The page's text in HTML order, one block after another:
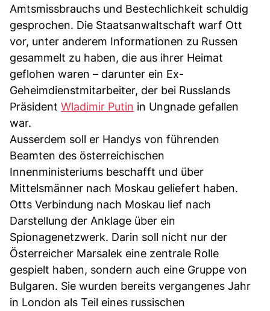
Amtsmissbrauchs und Bestechlichkeit schuldig
gesprochen. Die Staatsanwaltschaft warf Ott
vor, unter anderem Informationen zu Russen
gesammelt zu haben, die aus ihrer Heimat
geflohen waren – darunter ein Ex-
Geheimdienstmitarbeiter, der bei Russlands
Präsident Wladimir Putin in Ungnade gefallen
war.
Ausserdem soll er Handys von führenden
Beamten des österreichischen
Innenministeriums beschafft und über
Mittelsmänner nach Moskau geliefert haben.
Otts Verbindung nach Moskau lief nach
Darstellung der Anklage über ein
Spionagenetzwerk. Darin soll nicht nur der
Österreicher Marsalek eine zentrale Rolle
gespielt haben, sondern auch eine Gruppe von
Bulgaren. Sie wurden bereits vergangenes Jahr
in London als Teil eines russischen